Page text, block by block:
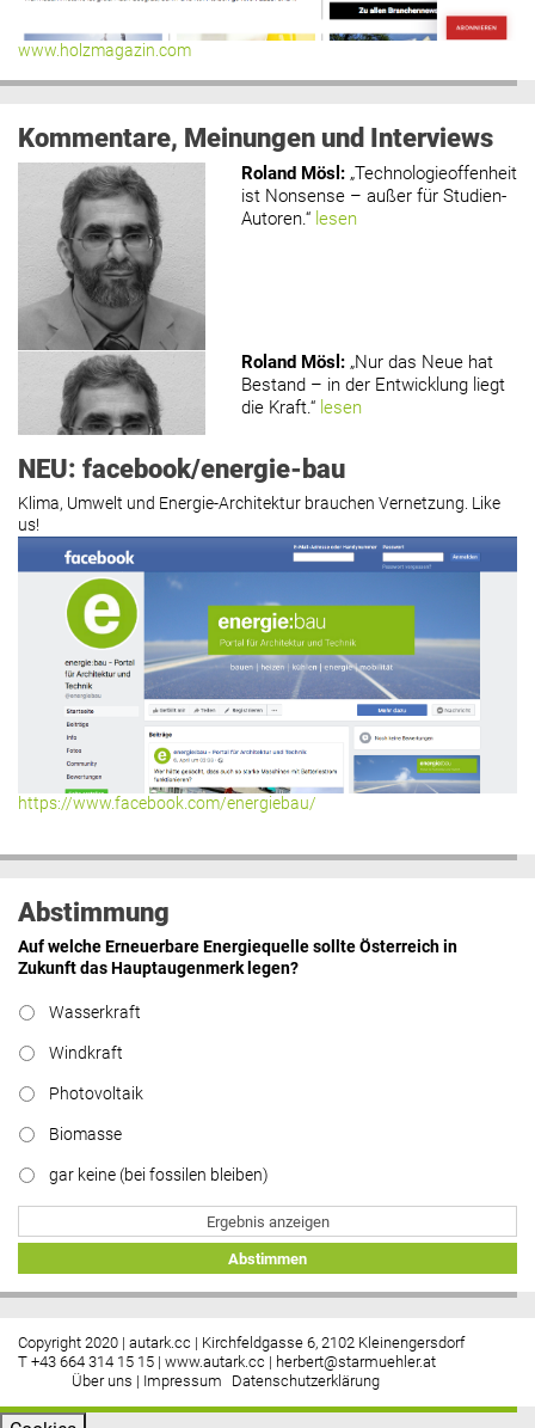
www.holzmagazin.com
Kommentare, Meinungen und Interviews
Roland Mösl : „Technologieoffenheit
ist Nonsense – außer für Studien-
Autoren.“ lesen
Roland Mösl : „Nur das Neue hat
Bestand – in der Entwicklung liegt
die Kraft.“ lesen
Roland Mösl: „Man wollte wohl
Kasse machen statt neue Produkte
erfinden.“
Hier geht’s zu allen Kommentaren
NEU: facebook/energie-bau
Klima, Umwelt und Energie-Architektur brauchen Vernetzung. Like
us!
https://www.facebook.com/energiebau/
Abstimmung
Auf welche Erneuerbare Energiequelle sollte Österreich in
Zukunft das Hauptaugenmerk legen?
Wasserkraft
Windkraft
Photovoltaik
Biomasse
gar keine (bei fossilen bleiben)
Ergebnis anzeigen
Abstimmen
Copyright 2020 | autark.cc | Kirchfeldgasse 6, 2102 Kleinengersdorf
T +43 664 314 15 15 | www.autark.cc | herbert@starmuehler.at
Über uns | Impressum Datenschutzerklärung